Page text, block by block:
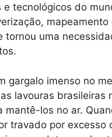
tecnológicos do
uma
gargalo imenso no
lavouras brasileiras
mantê-los no ar.
travado por excesso